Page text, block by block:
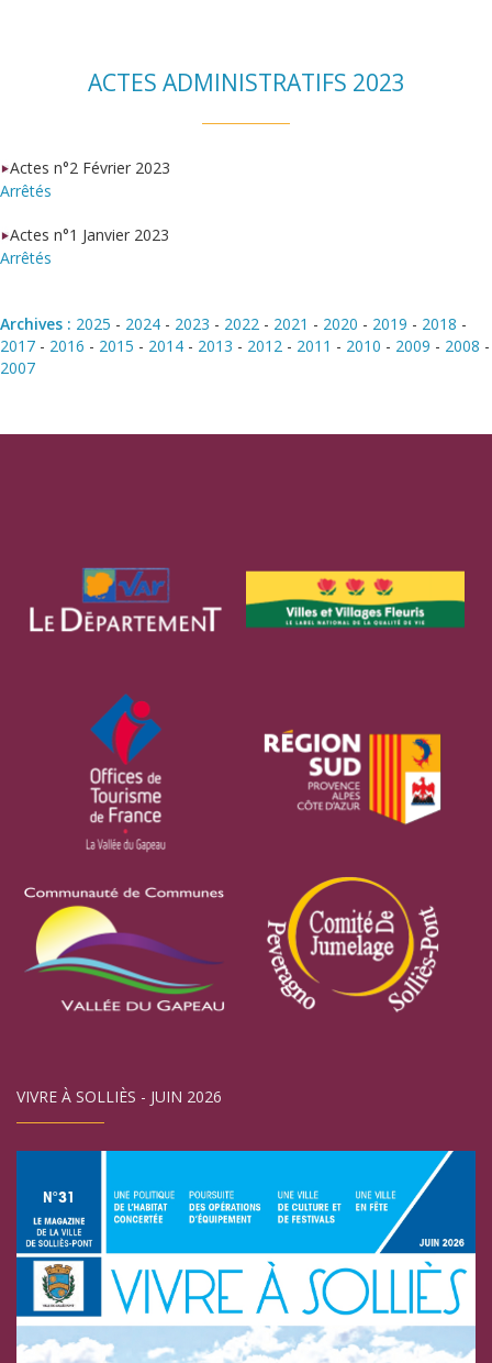
ACTES ADMINISTRATIFS 2023
Actes n°2 Février 2023
Arrêtés
Actes n°1 Janvier 2023
Arrêtés
Archives : 2025 - 2024 - 2023 - 2022 - 2021 - 2020 - 2019 - 2018 -
2017 - 2016 - 2015 - 2014 - 2013 - 2012 - 2011 - 2010 - 2009 - 2008 -
2007
VIVRE À SOLLIÈS - JUIN 2026